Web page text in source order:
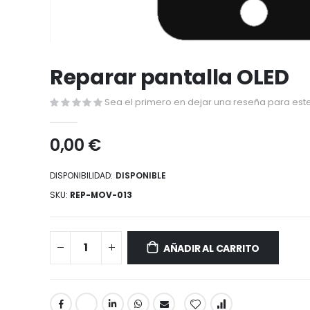
al
comienzo
de
de
Reparar pantalla OLED
Sea el primero en dejar una reseña para
0,00 €
DISPONIBILIDAD: DISPONIBLE
SKU REP-MOV-013
AÑADIR AL CARRITO